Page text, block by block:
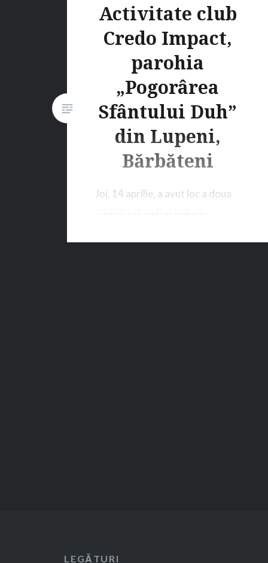
Activitate club
Credo Impact,
parohia
„Pogorârea
Sfântului Duh”
din Lupeni,
Bărbăteni
Joi, 14 aprilie, a avut loc a doua
întâlnire în cadrul clubului
parohia „Pogorârea Sfântului
LEGĂTURI